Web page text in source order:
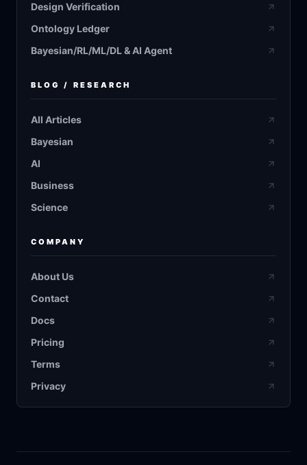
Design Verification
Ontology Ledger
Bayesian/RL/ML/DL & AI Agent
BLOG / RESEARCH
All Articles
Bayesian
AI
Business
Science
COMPANY
About Us
Contact
Docs
Pricing
Terms
Privacy